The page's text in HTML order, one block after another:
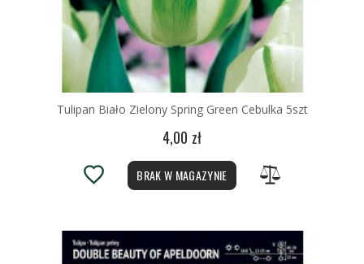
Tulipan Biało Zielony Spring Green Cebulka 5szt
4,00 zł
BRAK W MAGAZYNIE